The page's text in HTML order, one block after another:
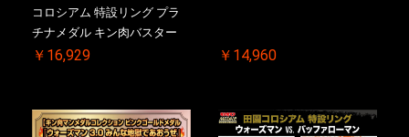
コロシアム 特設リング プラ
チナメダル キン肉バスター
VS. キン肉バスターやぶり 初
メダル(非売品)付
￥16,929 ￥14,960